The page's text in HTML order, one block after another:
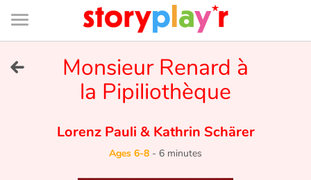
Connexion
Bibliothèque
de
page
Try for free
Monsieur Renard à
la Pipiliothèque
Lorenz Pauli &Kathrin Schärer
Ages 6-8 - 6 minutes